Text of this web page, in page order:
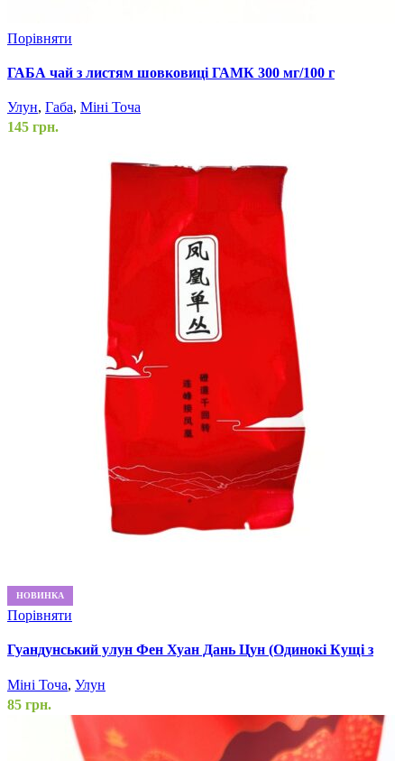
Порівняти
ГАБА чай з листям шовковиці ГАМК 300 мг/100 г
Улун, Габа, Міні Точа
145 грн.
НОВИНКА
Порівняти
Гуандунський улун Фен Хуан Дань Цун (Одинокі Кущі з
Міні Точа, Улун
85 грн.